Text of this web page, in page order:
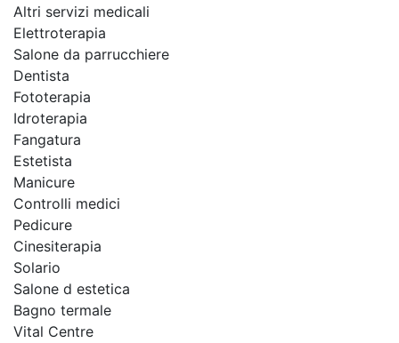
Altri servizi medicali
Elettroterapia
Salone da parrucchiere
Dentista
Fototerapia
Idroterapia
Fangatura
Estetista
Manicure
Controlli medici
Pedicure
Cinesiterapia
Solario
Salone d estetica
Bagno termale
Vital Centre